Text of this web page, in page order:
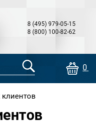
8 (495) 979-05-15
8 (800) 100-82-62
0